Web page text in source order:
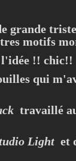
grande
motifs
!! chic!!
qui
travaillé
Light et